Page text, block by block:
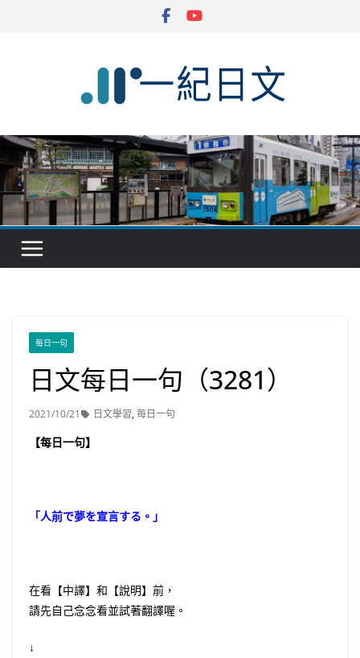
每日一句
日文每日一句（3281）
2021/10/21 日文學習,每日一句
【每日一句】
「人前で夢を宣言する。」
在看【中譯】和【說明】前，
請先自己念念看並試著翻譯喔。
↓